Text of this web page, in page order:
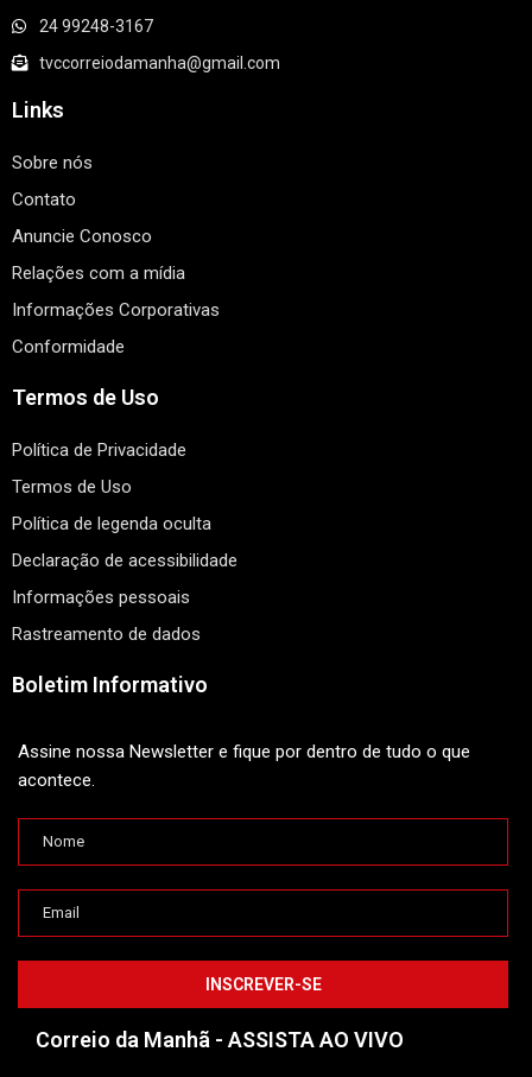
24 99248-3167
tvccorreiodamanha@gmail.com
Links
Sobre nós
Contato
Anuncie Conosco
Relações com a mídia
Informações Corporativas
Conformidade
Termos de Uso
Política de Privacidade
Termos de Uso
Política de legenda oculta
Declaração de acessibilidade
Informações pessoais
Rastreamento de dados
Boletim Informativo
Assine nossa Newsletter e fique por dentro de tudo o que
acontece.
Correio da Manhã - ASSISTA AO VIVO